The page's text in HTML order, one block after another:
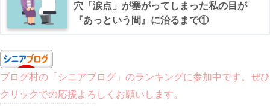
穴「涙点」が塞がってしまった私の目が
『あっという間』に治るまで①
ブログ村の「シニアブログ」のランキングに参加中です。ぜひ
クリックでの応援よろしくお願いします。